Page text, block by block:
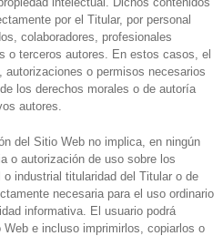
por el Titular, por personal
colaboradores, profesionales
o terceros autores. En estos casos, el
o permisos necesarios
los derechos morales o de autoría
autores.
del Sitio Web no implica, en ningún
o autorización de uso sobre los
industrial titularidad del Titular o de
necesaria para el uso ordinario
informativa. El usuario podrá
e incluso imprimirlos, copiarlos o